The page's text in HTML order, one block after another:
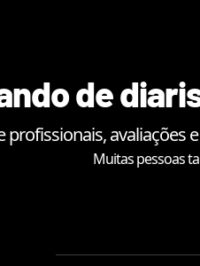
de
profissionais, avaliações
Muitas pessoas